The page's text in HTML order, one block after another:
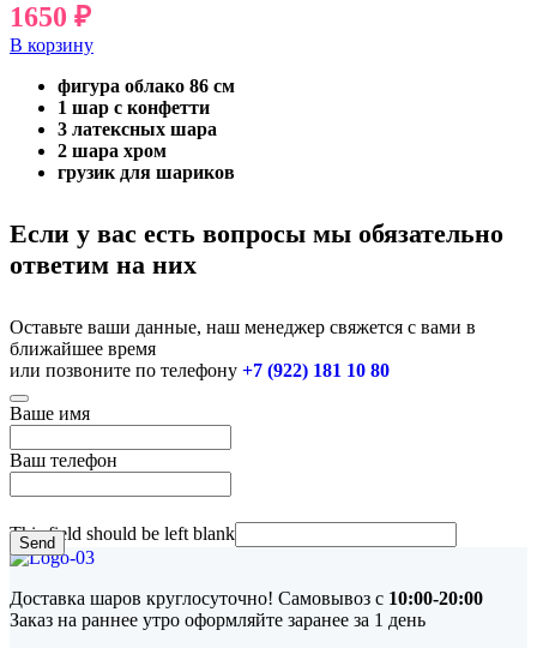
1650 ₽
В корзину
фигура облако 86 см
1 шар с конфетти
3 латексных шара
2 шара хром
грузик для шариков
Если у вас есть вопросы мы обязательно
ответим на них
Оставьте ваши данные, наш менеджер свяжется с вами в
ближайшее время
или позвоните по телефону +7 (922) 181 10 80
Ваше имя
Ваш телефон
Send
This field should be left blank
Доставка шаров круглосуточно! Самовывоз с 10:00-20:00
Заказ на раннее утро оформляйте заранее за 1 день